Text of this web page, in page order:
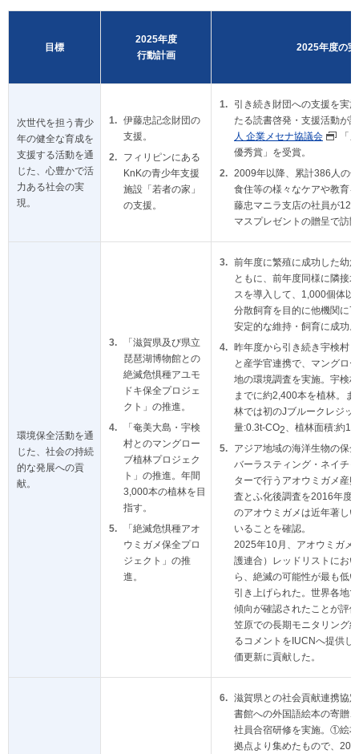
目標
2025年度
行動計画
2025年度の実
次世代を担う青少
年の健全な育成を
支援する活動を通
じた、心豊かで活
力ある社会の実
現。
伊藤忠記念財団の
支援。
フィリピンにある
KnKの青少年支援
施設「若者の家」
の支援。
引き続き財団への支援を実
たる読書啓発・支援活動が
人 企業メセナ協議会
「
優秀賞」を受賞。
2009年以降、累計386人の
食住等の様々なケアや教育
藤忠マニラ支店の社員が12
マスプレゼントの贈呈で訪
環境保全活動を通
じた、社会の持続
的な発展への貢
献。
「滋賀県及び県立
琵琶湖博物館との
絶滅危惧種アユモ
ドキ保全プロジェ
クト」の推進。
「奄美大島・宇検
村とのマングロー
ブ植林プロジェク
ト」の推進。年間
3,000本の植林を目
指す。
「絶滅危惧種アオ
ウミガメ保全プロ
ジェクト」の推
進。
前年度に繁殖に成功した幼
ともに、前年度同様に隣接
スを導入して、1,000個体以
分散飼育を目的に他機関に
安定的な維持・飼育に成功。
昨年度から引き続き宇検村
と産学官連携で、マングロ
地の環境調査を実施。宇検
までに約2,400本を植林。ま
林では初のJブルークレジッ
量:0.3t-CO2、植林面積:約
アジア地域の海洋生物の保
バーラスティング・ネイチ
ターで行うアオウミガメ産
査とふ化後調査を2016年度
のアオウミガメは近年著し
いることを確認。
2025年10月、アオウミガメ
護連合）レッドリストにお
ら、絶滅の可能性が最も低
引き上げられた。世界各地
傾向が確認されたことが評
笠原での長期モニタリング
るコメントをIUCNへ提供し
価更新に貢献した。
滋賀県との社会貢献連携協
書館への外国語絵本の寄贈
社員合宿研修を実施。①絵
拠点より集めたもので、